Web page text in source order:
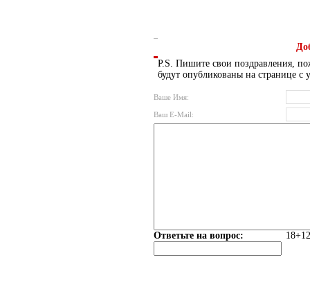
P.S. Пишите свои поздравления,
будут опубликованы на странице с
Ваше Имя:
Ваш E-Mail:
Ответьте на вопрос: